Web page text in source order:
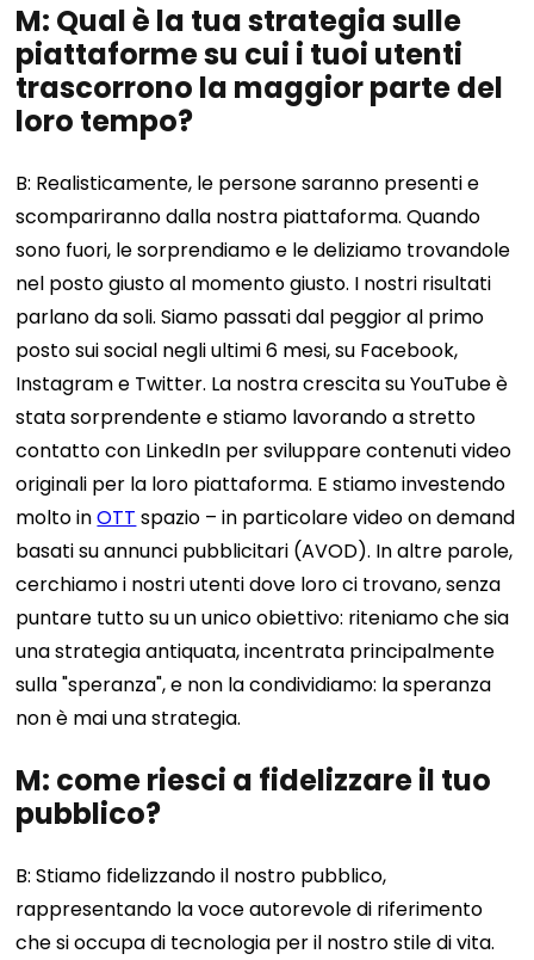
M: Qual è la tua strategia sulle
piattaforme su cui i tuoi utenti
trascorrono la maggior parte del
loro tempo?
B: Realisticamente, le persone saranno presenti e
scompariranno dalla nostra piattaforma. Quando
sono fuori, le sorprendiamo e le deliziamo trovandole
nel posto giusto al momento giusto. I nostri risultati
parlano da soli. Siamo passati dal peggior al primo
posto sui social negli ultimi 6 mesi, su Facebook,
Instagram e Twitter. La nostra crescita su YouTube è
stata sorprendente e stiamo lavorando a stretto
contatto con LinkedIn per sviluppare contenuti video
originali per la loro piattaforma. E stiamo investendo
molto inOTT spazio – in particolare video on demand
basati su annunci pubblicitari (AVOD). In altre parole,
cerchiamo i nostri utenti dove loro ci trovano, senza
puntare tutto su un unico obiettivo: riteniamo che sia
una strategia antiquata, incentrata principalmente
sulla "speranza", e non la condividiamo: la speranza
non è mai una strategia.
M: come riesci a fidelizzare il tuo
pubblico?
B: Stiamo fidelizzando il nostro pubblico,
rappresentando la voce autorevole di riferimento
che si occupa di tecnologia per il nostro stile di vita.